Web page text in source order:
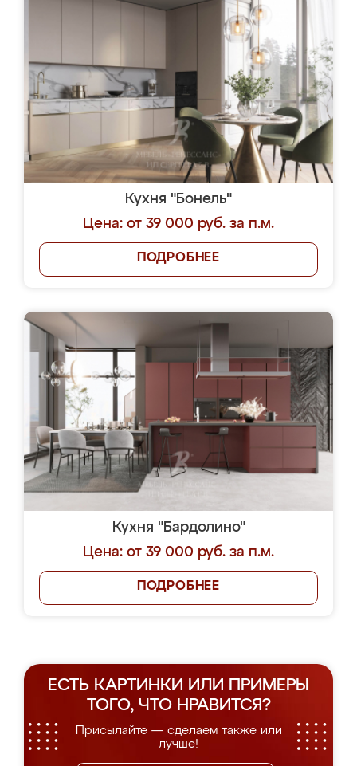
Кухня "Бонель"
Цена: от 39 000 руб. за п.м.
ПОДРОБНЕЕ
Кухня "Бардолино"
Цена: от 39 000 руб. за п.м.
ПОДРОБНЕЕ
ЕСТЬ КАРТИНКИ ИЛИ ПРИМЕРЫ
ТОГО, ЧТО НРАВИТСЯ?
Присылайте — сделаем также или
лучше!